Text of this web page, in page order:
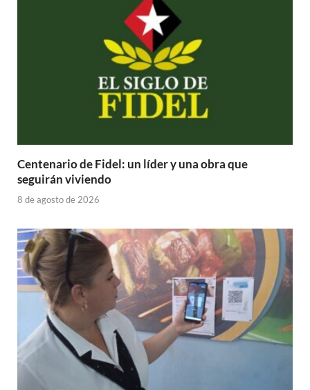
Centenario de Fidel: un líder y una obra que
seguirán viviendo
8 de agosto de 2026